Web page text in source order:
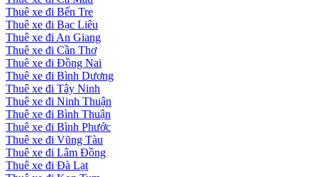
Thuê xe đi Bến Tre
Thuê xe đi Bạc Liêu
Thuê xe đi An Giang
Thuê xe đi Cần Thơ
Thuê xe đi Đồng Nai
Thuê xe đi Bình Dương
Thuê xe đi Tây Ninh
Thuê xe đi Ninh Thuận
Thuê xe đi Bình Thuận
Thuê xe đi Bình Phước
Thuê xe đi Vũng Tàu
Thuê xe đi Lâm Đồng
Thuê xe đi Đà Lạt